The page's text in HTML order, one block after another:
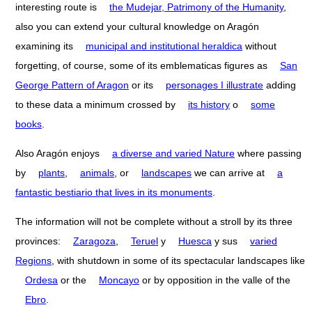
interesting route is
the Mudejar, Patrimony of the Humanity,
also you can extend your cultural knowledge on Aragón
examining its
municipal and institutional heraldica without
forgetting, of course, some of its emblematicas figures as
San
George Pattern of Aragon or its personages I illustrate adding
to these data a minimum crossed by
its history o
some
books
Also Aragón enjoys a diverse and varied Nature where passing
by
plants animals , or landscapes we can arrive at
a
fantastic bestiario that lives in its monuments
The information will not be complete without a stroll by its three
provinces:
Zaragoza Teruel y Huesca y sus
varied
Regions , with shutdown in some of its spectacular landscapes like
Ordesa or the Moncayo or by opposition in the valle of the
Ebro